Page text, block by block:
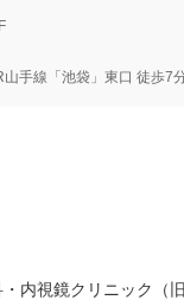
手線「池袋」東口 徒歩7
内視鏡クリニック（